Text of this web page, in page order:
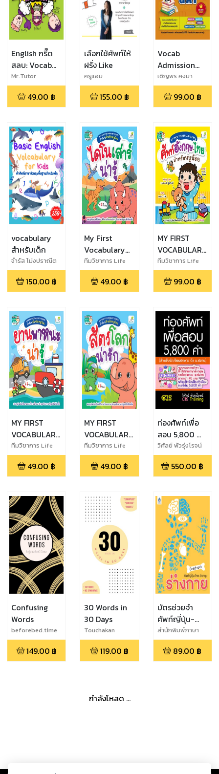
English กรี๊ด
สลบ: Vocab
แซ่บจี๊ด
Mr.Tutor
49.00 ฿
เลือกใช้ศัพท์ให้
ฝรั่ง Like
ครูแอม
155.00 ฿
Vocab
Admission
ศัพท์อังกฤษ
พิชิต O-NET
GAT
เชิญพร คงมา
99.00 ฿
vocabulary
สำหรับเด็ก
จำรัส โม่งปราณีต
150.00 ฿
My First
Vocabulary
Series คำศัพท์
สำหรับหนูน้อย
ไดโนเสาร์น่ารู้
ทีมวิชาการ Life
Balance
49.00 ฿
MY FIRST
VOCABULARY
SERIES ศัพท์
อังกฤษ-ไทย
สำหรับหนูน้อย
ทีมวิชาการ Life
Balance
99.00 ฿
MY FIRST
VOCABULARY
SERIES คำศัพท์
สำหรับหนูน้อย
ยานพาหนะน่ารู้
ทีมวิชาการ Life
Balance
49.00 ฿
MY FIRST
VOCABULARY
SERIES คำศัพท์
สำหรับหนูน้อย
สัตว์โลกน่ารัก
ทีมวิชาการ Life
Balance
49.00 ฿
ท่องศัพท์เพื่อ
สอบ 5,800 คำ
(สำหรับ
นักเรียนชั้น
ประถม ถึง
วิศัลย์ พัวรุ่งโรจน์
550.00 ฿
Confusing
Words
beforebed.time
149.00 ฿
30 Words in
30 Days
Touchakan
119.00 ฿
บัตรช่วยจำ
ศัพท์ญี่ปุ่น-
ไทย-อังกฤษ
ชุด ร่างกาย
สำนักพิมพ์ภาษา
และวัฒนธรรม
89.00 ฿
กำลังโหลด ...